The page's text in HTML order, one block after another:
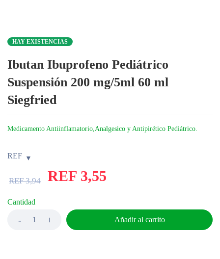
HAY EXISTENCIAS
Ibutan Ibuprofeno Pediátrico
Suspensión 200 mg/5ml 60 ml
Siegfried
Medicamento Antiinflamatorio,Analgesico y Antipirético Pediátrico.
REF
REF3,94 REF 3,55
Cantidad
Añadir al carrito